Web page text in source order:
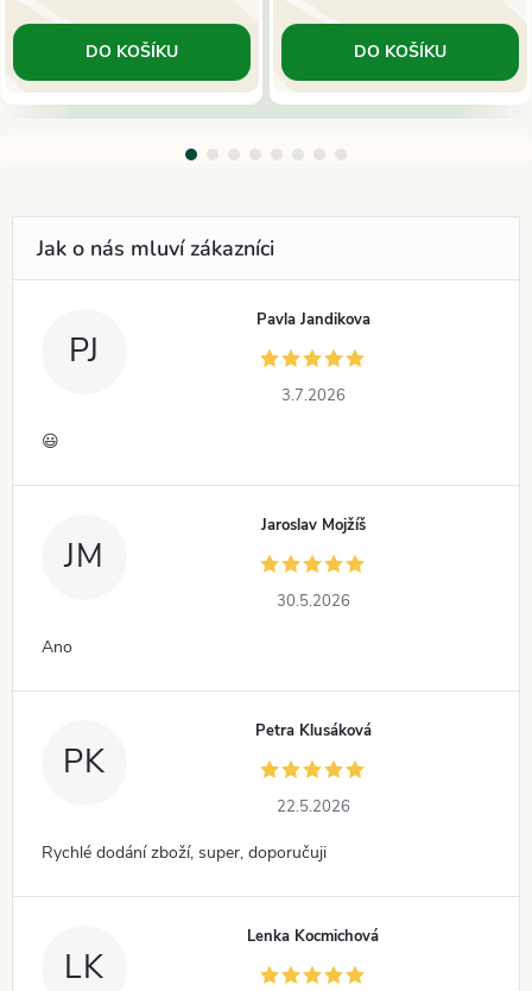
DO KOŠÍKU DO KOŠÍKU
PJ
Pavla Jandikova
3.7.2026
😃
JM
Jaroslav Mojžíš
30.5.2026
Ano
PK
Petra Klusáková
22.5.2026
Rychlé dodání zboží, super, doporučuji
LK
Lenka Kocmichová